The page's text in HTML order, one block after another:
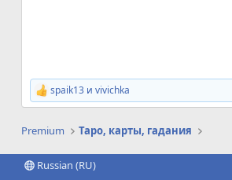
Р
е
к
и
и
spaik13 и vivichka
Premium Таро, карты, гадания
Russian (RU)